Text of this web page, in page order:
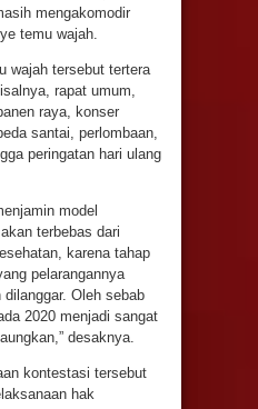
mengakomodir
temu wajah.
wajah tersebut tertera
rapat umum,
raya, konser
santai, perlombaan,
peringatan hari ulang
model
terbebas dari
karena tahap
pelarangannya
Oleh sebab
2020 menjadi sangat
desaknya.
kontestasi tersebut
hak